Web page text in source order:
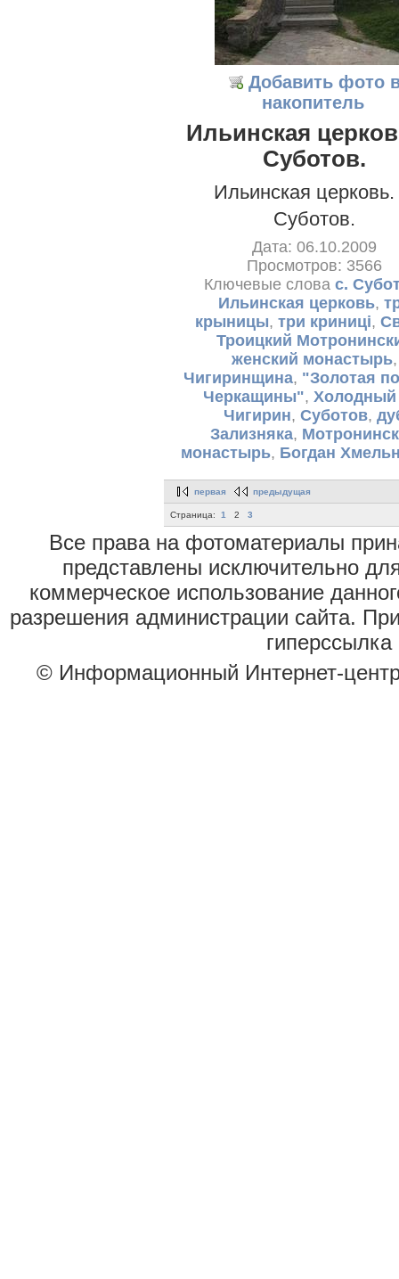
Добавить фото
накопитель
Ильинская
Суботов.
Ильинская церковь.
Суботов.
Дата: 06.10.2009
Просмотров: 3566
Ключевые слова с.
Ильинская церковь,
крыницы, три криниці,
Троицкий
женский монастырь,
Чигиринщина, "Золотая
Черкащины",
Чигирин, Суботов,
Зализняка,
монастырь, Богдан
первая предыдущая
Страница: 1 2 3
Все права на фотоматериалы
представлены исключительно
коммерческое использование
разрешения администрации сайта.
гиперссылка
© Информационный Интернет-